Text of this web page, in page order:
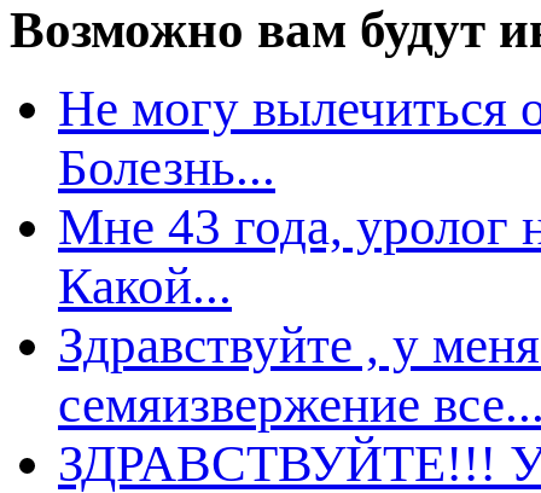
озможно вам будут
Не могу вылечиться
Болезнь...
Мне 43 года, уролог
Какой...
Здравствуйте , у
семяизвержение
ЗДРАВСТВУЙТЕ!!!